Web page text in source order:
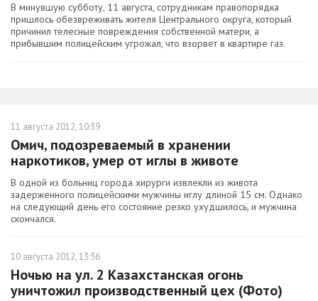
В минувшую субботу, 11 августа, сотрудникам правопорядка
пришлось обезвреживать жителя Центрального округа, который
причинил телесные повреждения собственной матери, а
прибывшим полицейским угрожал, что взорвет в квартире газ.
11 августа 2012, 10:39
Омич, подозреваемый в хранении
наркотиков, умер от иглы в животе
В одной из больниц города хирурги извлекли из живота
задерженного полицейскими мужчины иглу длиной 15 см. Однако
на следующий день его состояние резко ухудшилось, и мужчина
скончался.
10 августа 2012, 13:36
Ночью на ул. 2 Казахстанская огонь
уничтожил производственный цех (Фото)